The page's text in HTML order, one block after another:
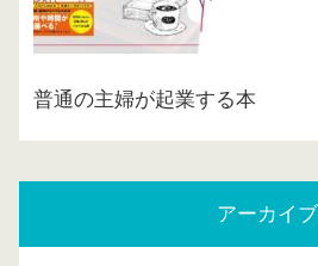
普通の主婦が起業する本
アーカイブ